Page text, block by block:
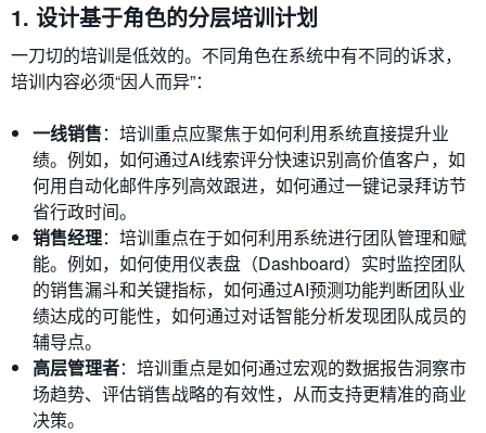
1. 设计基于角色的分层培训计划
一刀切的培训是低效的。不同角色在系统中有不同的诉求，
培训内容必须“因人而异”：
一线销售：培训重点应聚焦于如何利用系统直接提升业
绩。例如，如何通过AI线索评分快速识别高价值客户，如
何用自动化邮件序列高效跟进，如何通过一键记录拜访节
省行政时间。
销售经理：培训重点在于如何利用系统进行团队管理和赋
能。例如，如何使用仪表盘（Dashboard）实时监控团队
的销售漏斗和关键指标，如何通过AI预测功能判断团队业
绩达成的可能性，如何通过对话智能分析发现团队成员的
辅导点。
高层管理者：培训重点是如何通过宏观的数据报告洞察市
场趋势、评估销售战略的有效性，从而支持更精准的商业
决策。